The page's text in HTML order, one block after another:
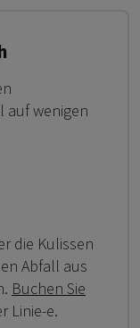
auf wenigen
die Kulissen
Abfall aus
Buchen Sie
Linie-e.